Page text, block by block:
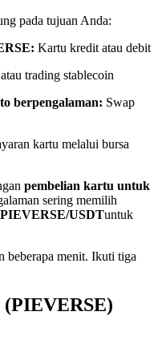
komisi copy trading
pada tujuan Anda:
Kartu kredit atau debit
trading stablecoin
berpengalaman: Swap
kartu melalui bursa
pembelian kartu untuk
sering memilih
PIEVERSE/USDTuntuk
beberapa menit. Ikuti tiga